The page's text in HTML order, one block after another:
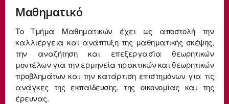
Μαθηματικό
Το Τμήμα Μαθηματικών έχει ως αποστολή την
καλλιέργεια και ανάπτυξη της μαθηματικής σκέψης,
την αναζήτηση και επεξεργασία θεωρητικών
μοντέλων για την ερμηνεία πρακτικών και θεωρητικών
προβλημάτων και την κατάρτιση επιστημόνων για τις
ανάγκες της εκπαίδευσης, της οικονομίας και της
έρευνας.